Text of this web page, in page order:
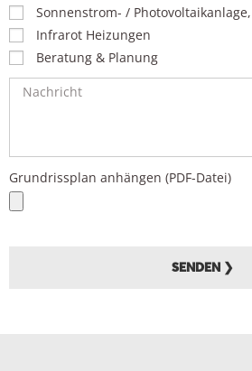
Sonnenstrom- /
Infrarot Heizungen
Beratung & Planung
Grundrissplan anhängen (PDF-Datei)
SENDEN ❯